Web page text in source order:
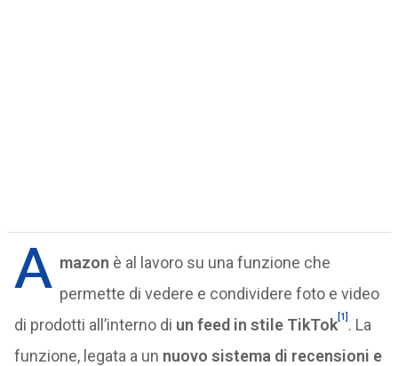
A mazon è al lavoro su una funzione che
permette di vedere e condividere foto e video
di prodotti all’interno di un feed in stile TikTok[1] . La
funzione, legata a un nuovo sistema di recensioni e